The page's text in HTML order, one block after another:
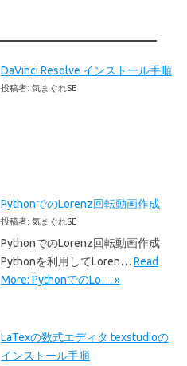
DaVinci Resolve インストール手順
投稿者: 気まぐれSE
PythonでのLorenz回転動画作成
投稿者: 気まぐれSE
PythonでのLorenz回転動画作成
Pythonを利用してLoren… Read
More: PythonでのLo… »
LaTexの数式エディタ texstudioの
インストール手順